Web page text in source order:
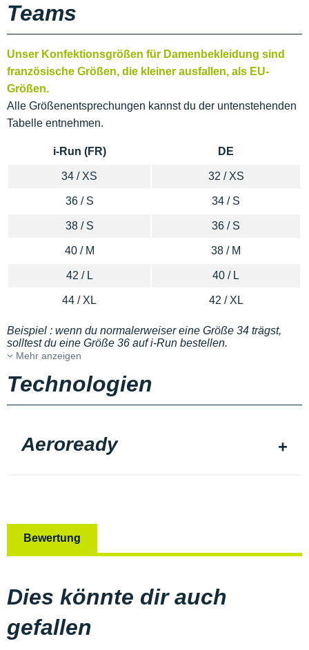
Teams
Unser Konfektionsgrößen für Damenbekleidung sind
französische Größen, die kleiner ausfallen, als EU-
Größen.
Alle Größenentsprechungen kannst du der untenstehenden
Tabelle entnehmen.
i-Run (FR) DE
34 / XS 32 / XS
36 / S 34 / S
38 / S 36 / S
40 / M 38 / M
42 / L 40 / L
44 / XL 42 / XL
Beispiel : wenn du normalerweiser eine Größe 34 trägst,
solltest du eine Größe 36 auf i-Run bestellen.
Mehr anzeigen
Technologien
Aeroready
Bewertung
Dies könnte dir auch
gefallen